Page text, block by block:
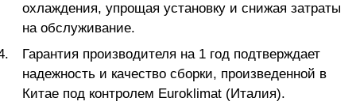
охлаждения, упрощая установку и снижая затраты
на обслуживание.
Гарантия производителя на 1 год подтверждает
надежность и качество сборки, произведенной в
Китае под контролем Euroklimat (Италия).